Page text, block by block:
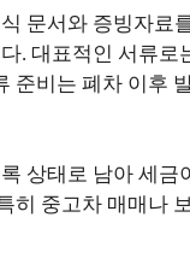
문서와 증빙자료
. 대표적인 서류로
준비는 폐차 이후
상태로 남아 세금
히 중고차 매매나